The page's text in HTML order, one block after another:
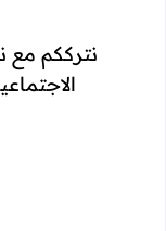
نترككم مع